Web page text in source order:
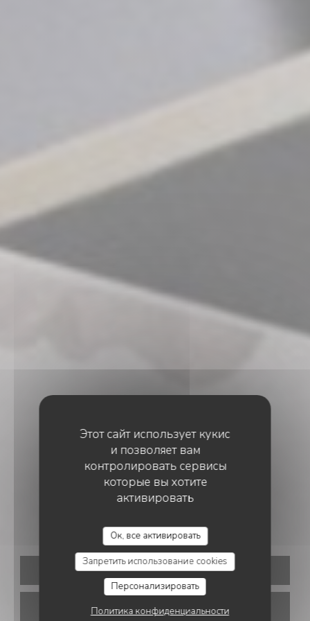
Этот сайт использует кукис
и позволяет вам
контролировать сервисы
которые вы хотите
активировать
Ок, все активировать
Запретить использование cookies
Персонализировать
Политика конфиденциальности
ИТАЛЬЯНСКИЙ РЕСТОРАН
ZAZZA
ЗАБРОНИРОВАТЬ СТОЛИК
НАВЫНОС